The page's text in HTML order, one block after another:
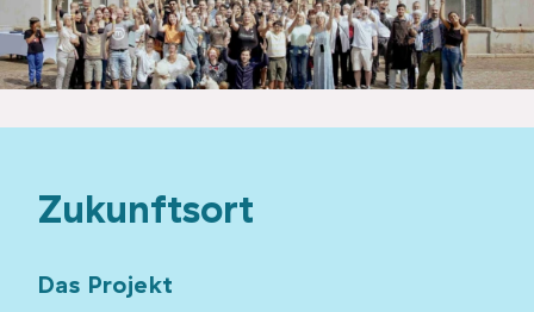
Zukunftsort
Das Projekt